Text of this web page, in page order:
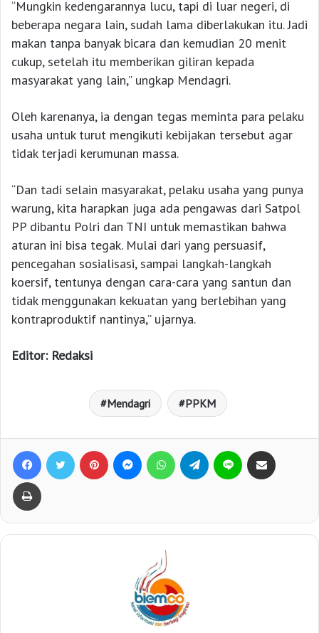
“Mungkin kedengarannya lucu, tapi di luar negeri, di
beberapa negara lain, sudah lama diberlakukan itu. Jadi
makan tanpa banyak bicara dan kemudian 20 menit
cukup, setelah itu memberikan giliran kepada
masyarakat yang lain,” ungkap Mendagri.
Oleh karenanya, ia dengan tegas meminta para pelaku
usaha untuk turut mengikuti kebijakan tersebut agar
tidak terjadi kerumunan massa.
“Dan tadi selain masyarakat, pelaku usaha yang punya
warung, kita harapkan juga ada pengawas dari Satpol
PP dibantu Polri dan TNI untuk memastikan bahwa
aturan ini bisa tegak. Mulai dari yang persuasif,
pencegahan sosialisasi, sampai langkah-langkah
koersif, tentunya dengan cara-cara yang santun dan
tidak menggunakan kekuatan yang berlebihan yang
kontraproduktif nantinya,” ujarnya.
Editor: Redaksi
Mendagri PPKM